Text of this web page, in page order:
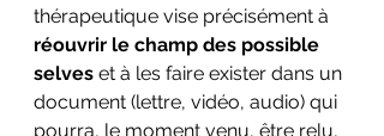
thérapeutique vise précisément à
réouvrir le champ des possible
selves et à les faire exister dans un
document (lettre, vidéo, audio) qui
pourra, le moment venu, être relu,